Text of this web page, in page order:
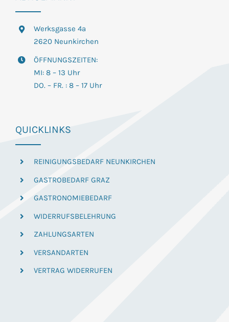
Werksgasse 4a
2620 Neunkirchen
ÖFFNUNGSZEITEN:
MI: 8 – 13 Uhr
DO. – FR. : 8 – 17 Uhr
QUICKLINKS
REINIGUNGSBEDARF NEUNKIRCHEN
GASTROBEDARF GRAZ
GASTRONOMIEBEDARF
WIDERRUFSBELEHRUNG
ZAHLUNGSARTEN
VERSANDARTEN
VERTRAG WIDERRUFEN